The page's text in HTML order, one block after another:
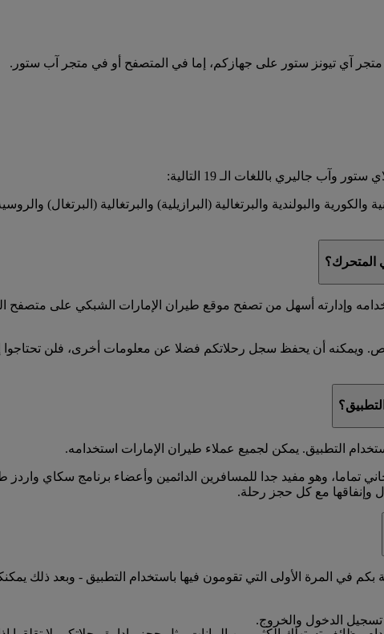
جاليري باللغات الـ 19 التالية:
والكورية والبولندية والبرتغالية (البرازيلية) والبرتغالية (البرتغال)
وإدارته أسهل من تصفح موقع طيران الإمارات الشبكي على متصفح
ويمكنه أن يحفظ سجل رحلاتكم فضلا عن معلومات أخرى، فلن
التطبيق. يمكن لجميع عملاء طيران الإمارات استخدامه.
تماما، وهو مفيد جدا للمسافرين الدائمين وأعضاء برنامج سكاي
وإنفاقها مع كل حجز رحلة.
في المرة الأولى التي تقومون فيها باستخدام التطبيق - وبعد ذلك
الدخول والخروج.